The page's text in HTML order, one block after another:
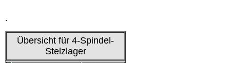
.
Übersicht für 4-Spindel-
Stelzlager